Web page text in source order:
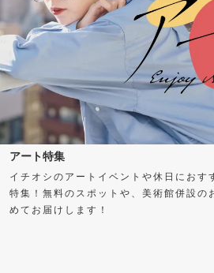
アート特集
イチオシのアートイベントや休日におす
特集！無料のスポットや、美術館併設の
めてお届けします！